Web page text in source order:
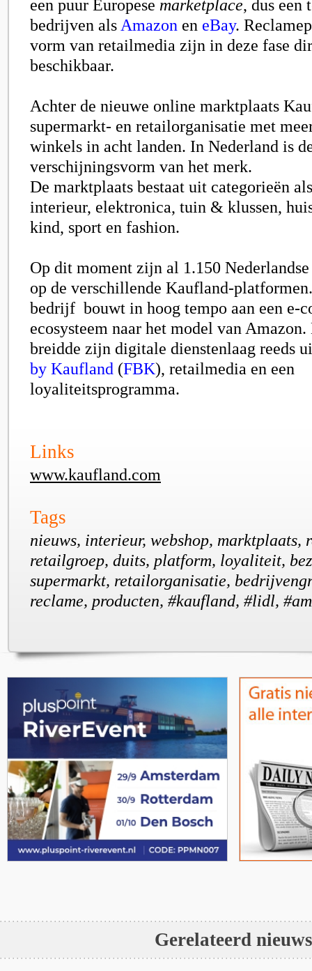
een puur Europese marketplace, dus een
bedrijven als Amazon en eBay.
vorm van retailmedia zijn in deze fase
beschikbaar.
Achter de nieuwe online marktplaats
supermarkt- en retailorganisatie met
winkels in acht landen. In Nederland is
verschijningsvorm van het merk.
De marktplaats bestaat uit categorieën
interieur, elektronica, tuin & klussen,
kind, sport en fashion.
Op dit moment zijn al 1.150
op de verschillende Kaufland-
bedrijf bouwt in hoog tempo aan een e-
ecosysteem naar het model van
breidde zijn digitale dienstenlaag reeds
by Kaufland (FBK), retailmedia en een
loyaliteitsprogramma.
Links
www.kaufland.com
Tags
nieuws, interieur, webshop, marktplaats,
retailgroep, duits, platform, loyaliteit,
supermarkt, retailorganisatie,
reclame, producten, #kaufland, #lidl,
Gerelateerd nieuws